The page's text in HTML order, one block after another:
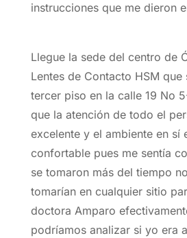
instrucciones que me dieron
Llegue la sede del centro de
Lentes de Contacto HSM que
tercer piso en la calle 19 No
que la atención de todo el
excelente y el ambiente en sí
confortable pues me sentía
se tomaron más del tiempo
tomarían en cualquier sitio
doctora Amparo
podríamos analizar si yo era